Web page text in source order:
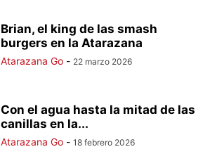
Brian, el king de las smash
burgers en la Atarazana
Atarazana Go - 22 marzo 2026
Con el agua hasta la mitad de las
canillas en la...
Atarazana Go - 18 febrero 2026